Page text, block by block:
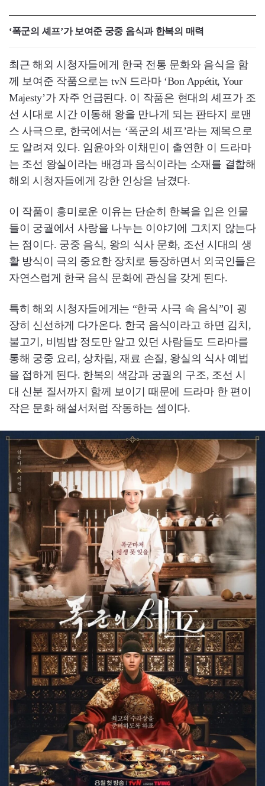
‘폭군의 셰프’가 보여준 궁중 음식과 한복의 매력
최근 해외 시청자들에게 한국 전통 문화와 음식을 함
께 보여준 작품으로는 tvN 드라마 ‘Bon Appétit, Your
Majesty’가 자주 언급된다. 이 작품은 현대의 셰프가 조
선 시대로 시간 이동해 왕을 만나게 되는 판타지 로맨
스 사극으로, 한국에서는 ‘폭군의 셰프’라는 제목으로
도 알려져 있다. 임윤아와 이채민이 출연한 이 드라마
는 조선 왕실이라는 배경과 음식이라는 소재를 결합해
해외 시청자들에게 강한 인상을 남겼다.
이 작품이 흥미로운 이유는 단순히 한복을 입은 인물
들이 궁궐에서 사랑을 나누는 이야기에 그치지 않는다
는 점이다. 궁중 음식, 왕의 식사 문화, 조선 시대의 생
활 방식이 극의 중요한 장치로 등장하면서 외국인들은
자연스럽게 한국 음식 문화에 관심을 갖게 된다.
특히 해외 시청자들에게는 “한국 사극 속 음식”이 굉
장히 신선하게 다가온다. 한국 음식이라고 하면 김치,
불고기, 비빔밥 정도만 알고 있던 사람들도 드라마를
통해 궁중 요리, 상차림, 재료 손질, 왕실의 식사 예법
을 접하게 된다. 한복의 색감과 궁궐의 구조, 조선 시
대 신분 질서까지 함께 보이기 때문에 드라마 한 편이
작은 문화 해설서처럼 작동하는 셈이다.